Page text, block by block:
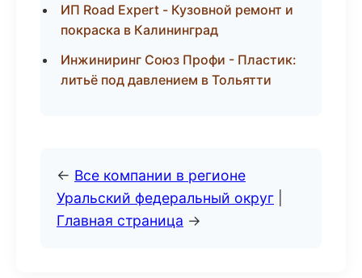
ИП Road Expert - Кузовной ремонт и
покраска в Калининград
Инжиниринг Союз Профи - Пластик:
литьё под давлением в Тольятти
← Все компании в регионе
Уральский федеральный округ
Главная страница →